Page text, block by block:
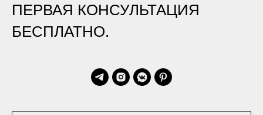
ПЕРВАЯ КОНСУЛЬТАЦИЯ
БЕСПЛАТНО.